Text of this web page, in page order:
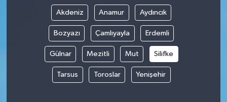
Akdeniz Anamur Aydıncık
Bozyazı Çamlıyayla Erdemli
Gülnar Mezitli Mut Silifke
Tarsus Toroslar Yenişehir